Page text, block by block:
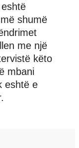
shumë
me një
këto
mbani
eshtë e